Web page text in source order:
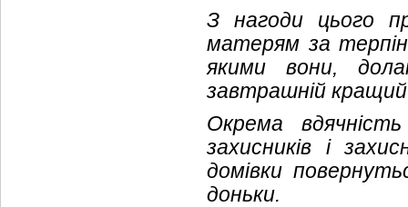
З нагоди цього
матерям за
якими вони,
завтрашній кращий
Окрема
захисників і
домівки
доньки.